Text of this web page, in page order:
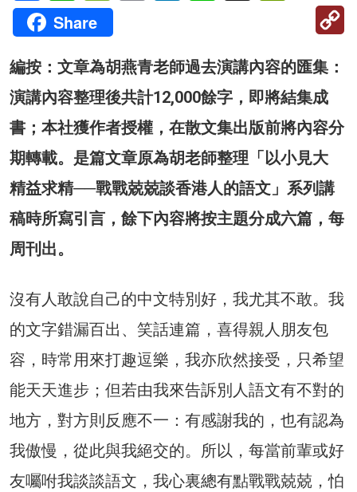
Share
編按：文章為胡燕青老師過去演講內容的匯集：
演講內容整理後共計12,000餘字，即將結集成
書；本社獲作者授權，在散文集出版前將內容分
期轉載。是篇文章原為胡老師整理「以小見大
精益求精──戰戰兢兢談香港人的語文」系列講
稿時所寫引言，餘下內容將按主題分成六篇，每
周刊出。
沒有人敢說自己的中文特別好，我尤其不敢。我
的文字錯漏百出、笑話連篇，喜得親人朋友包
容，時常用來打趣逗樂，我亦欣然接受，只希望
能天天進步；但若由我來告訴別人語文有不對的
地方，對方則反應不一：有感謝我的，也有認為
我傲慢，從此與我絕交的。所以，每當前輩或好
友囑咐我談談語文，我心裏總有點戰戰兢兢，怕